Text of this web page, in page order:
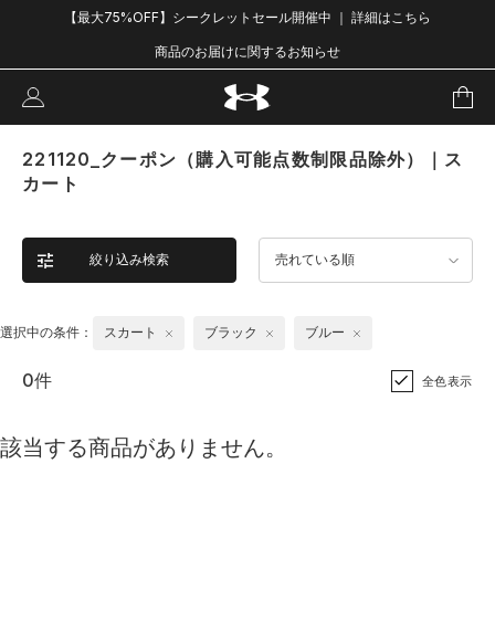
【最大75%OFF】シークレットセール開催中 ｜ 詳細はこちら
商品のお届けに関するお知らせ
221120_クーポン（購入可能点数制限品除外）｜ス
カート
絞り込み検索 売れている順
選択中の条件： スカート ブラック ブルー
0件 全色表示
該当する商品がありません。